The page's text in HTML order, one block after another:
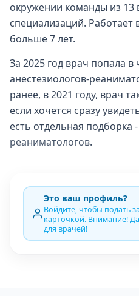
окружении команды из 13
специализаций. Работает
больше 7 лет.
За 2025 год врач попала
анестезиологов-
ранее, в 2021 году, врач
если хочется сразу
есть отдельная подборка -
реаниматологов.
Это ваш профиль?
Войдите, чтобы подать
карточкой. Внимание!
для врачей!